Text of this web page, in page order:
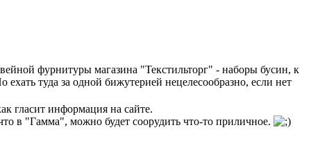
фурнитуры магазина "Текстильторг" - наборы бусин, к
туда за одной бижутерией нецелесообразно, если нет
гласит информация на сайте.
в "Гамма", можно будет соорудить что-то приличное.